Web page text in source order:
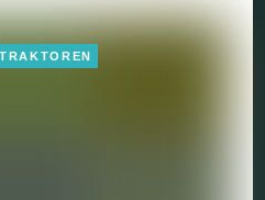
TRAKTOREN